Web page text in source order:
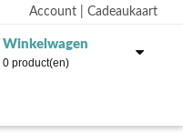
Account Cadeaukaart
Winkelwagen
0 product(en)